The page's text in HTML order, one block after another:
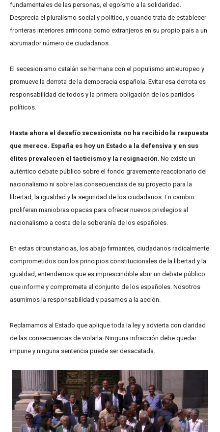
fundamentales de las personas, el egoísmo a la solidaridad.
Desprecia el pluralismo social y político, y cuando trata de establecer
fronteras interiores arrincona como extranjeros en su propio país a un
abrumador número de ciudadanos.
El secesionismo catalán se hermana con el populismo antieuropeo y
promueve la derrota de la democracia española. Evitar esa derrota es
responsabilidad de todos y la primera obligación de los partidos
políticos.
Hasta ahora el desafío secesionista no ha recibido la respuesta
que merece. España es hoy un Estado a la defensiva y en sus
élites prevalecen el tacticismo y la resignación . No existe un
auténtico debate público sobre el fondo gravemente reaccionario del
nacionalismo ni sobre las consecuencias de su proyecto para la
libertad, la igualdad y la seguridad de los ciudadanos. En cambio
proliferan maniobras opacas para ofrecer nuevos privilegios al
nacionalismo a costa de la soberanía de los españoles.
En estas circunstancias, los abajo firmantes, ciudadanos radicalmente
comprometidos con los principios constitucionales de la libertad y la
igualdad, entendemos que es imprescindible abrir un debate público
que informe y comprometa al conjunto de los españoles. Nosotros
asumimos la responsabilidad y pasamos a la acción.
Reclamamos al Estado que aplique toda la ley y advierta con claridad
de las consecuencias de violarla. Ninguna infracción debe quedar
impune y ninguna sentencia puede ser desacatada.